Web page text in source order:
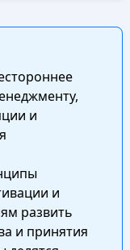
и
и
развить
и принятия